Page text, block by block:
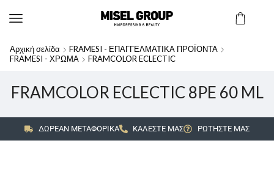
Αρχική σελίδα
FRAMESI - ΕΠΑΓΓΕΛΜΑΤΙΚΑ ΠΡΟΪΟΝΤΑ
FRAMESI - ΧΡΩΜΑ
FRAMCOLOR ECLECTIC
FRAMCOLOR ECLECTIC 8PE 60 ML
ΔΩΡΕΑΝ ΜΕΤΑΦΟΡΙΚΑ ΚΑΛΕΣΤΕ ΜΑΣ ΡΩΤΗΣΤΕ ΜΑΣ